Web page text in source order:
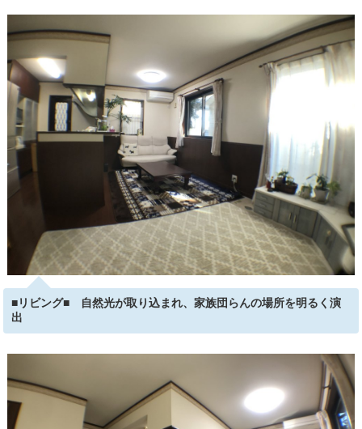
■リビング■ 自然光が取り込まれ、家族団らんの場所を明るく演
出